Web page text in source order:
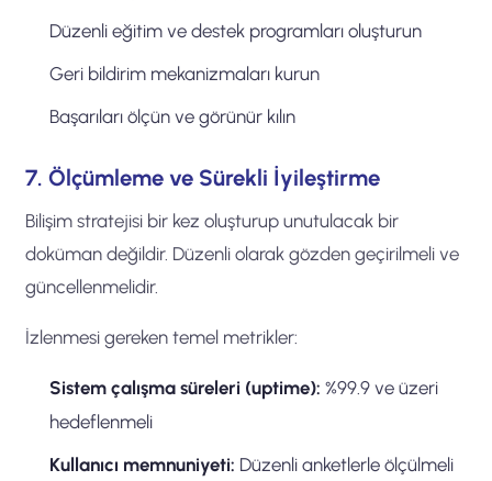
Düzenli eğitim ve destek programları oluşturun
Geri bildirim mekanizmaları kurun
Başarıları ölçün ve görünür kılın
7. Ölçümleme ve Sürekli İyileştirme
Bilişim stratejisi bir kez oluşturup unutulacak bir
doküman değildir. Düzenli olarak gözden geçirilmeli ve
güncellenmelidir.
İzlenmesi gereken temel metrikler:
Sistem çalışma süreleri (uptime): %99.9 ve üzeri
hedeflenmeli
Kullanıcı memnuniyeti: Düzenli anketlerle ölçülmeli